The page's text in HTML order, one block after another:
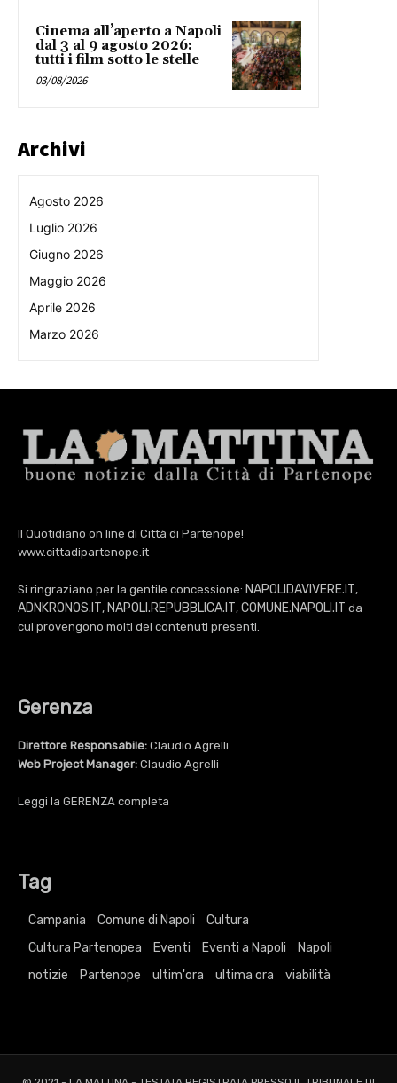
Cinema all’aperto a Napoli
dal 3 al 9 agosto 2026:
tutti i film sotto le stelle
03/08/2026
Archivi
Agosto 2026
Luglio 2026
Giugno 2026
Maggio 2026
Aprile 2026
Marzo 2026
Il Quotidiano on line di Città di Partenope!
www.cittadipartenope.it
Si ringraziano per la gentile concessione: NAPOLIDAVIVERE.IT,
ADNKRONOS.IT, NAPOLI.REPUBBLICA.IT, COMUNE.NAPOLI.IT da
cui provengono molti dei contenuti presenti.
Gerenza
Direttore Responsabile: Claudio Agrelli
Web Project Manager: Claudio Agrelli
Leggi la GERENZA completa
Tag
Campania Comune di Napoli
Cultura
Cultura Partenopea
Eventi Eventi a Napoli
Napoli
notizie
Partenope ultim'ora ultima ora viabilità